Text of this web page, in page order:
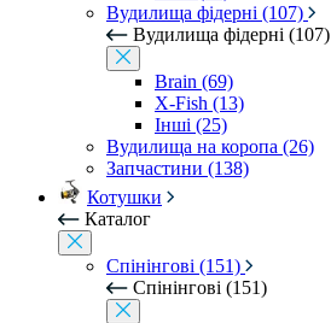
Вудилища фідерні (107)
Вудилища фідерні (107)
Brain (69)
X-Fish (13)
Інші (25)
Вудилища на коропа (26)
Запчастини (138)
Котушки
Каталог
Спінінгові (151)
Спінінгові (151)